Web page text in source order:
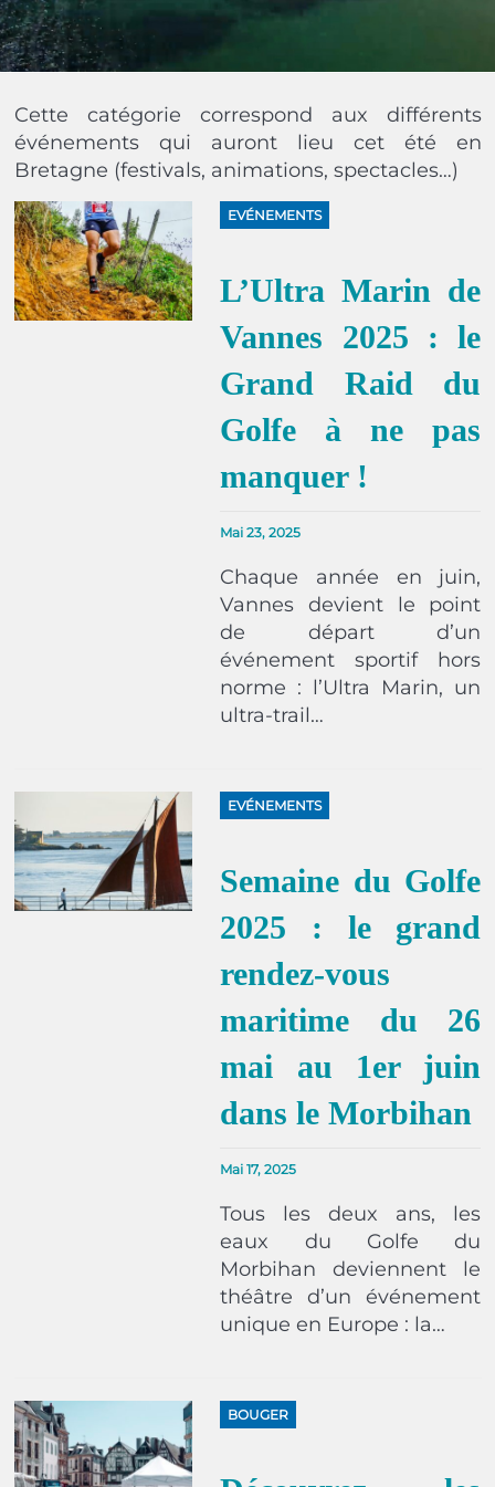
Cette catégorie correspond aux différents
événements qui auront lieu cet été en
Bretagne (festivals, animations, spectacles…)
EVÉNEMENTS
L’Ultra Marin de
Vannes 2025 : le
Grand Raid du
Golfe à ne pas
manquer !
Mai 23, 2025
Chaque année en juin,
Vannes devient le point
de départ d’un
événement sportif hors
norme : l’Ultra Marin, un
ultra-trail…
EVÉNEMENTS
Semaine du Golfe
2025 : le grand
rendez-vous
maritime du 26
mai au 1er juin
dans le Morbihan
Mai 17, 2025
Tous les deux ans, les
eaux du Golfe du
Morbihan deviennent le
théâtre d’un événement
unique en Europe : la…
BOUGER